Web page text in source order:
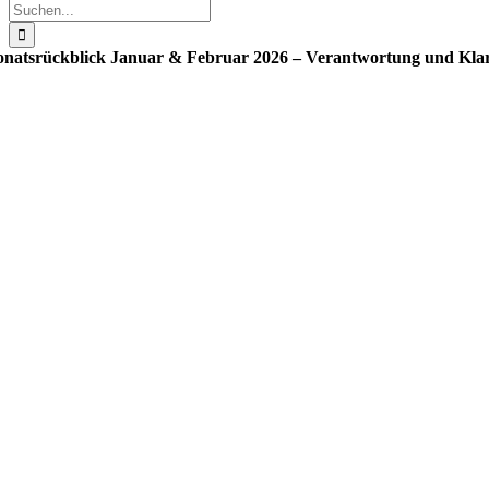
Suche
nach:
Januar & Februar 2026 – Verantwortung und